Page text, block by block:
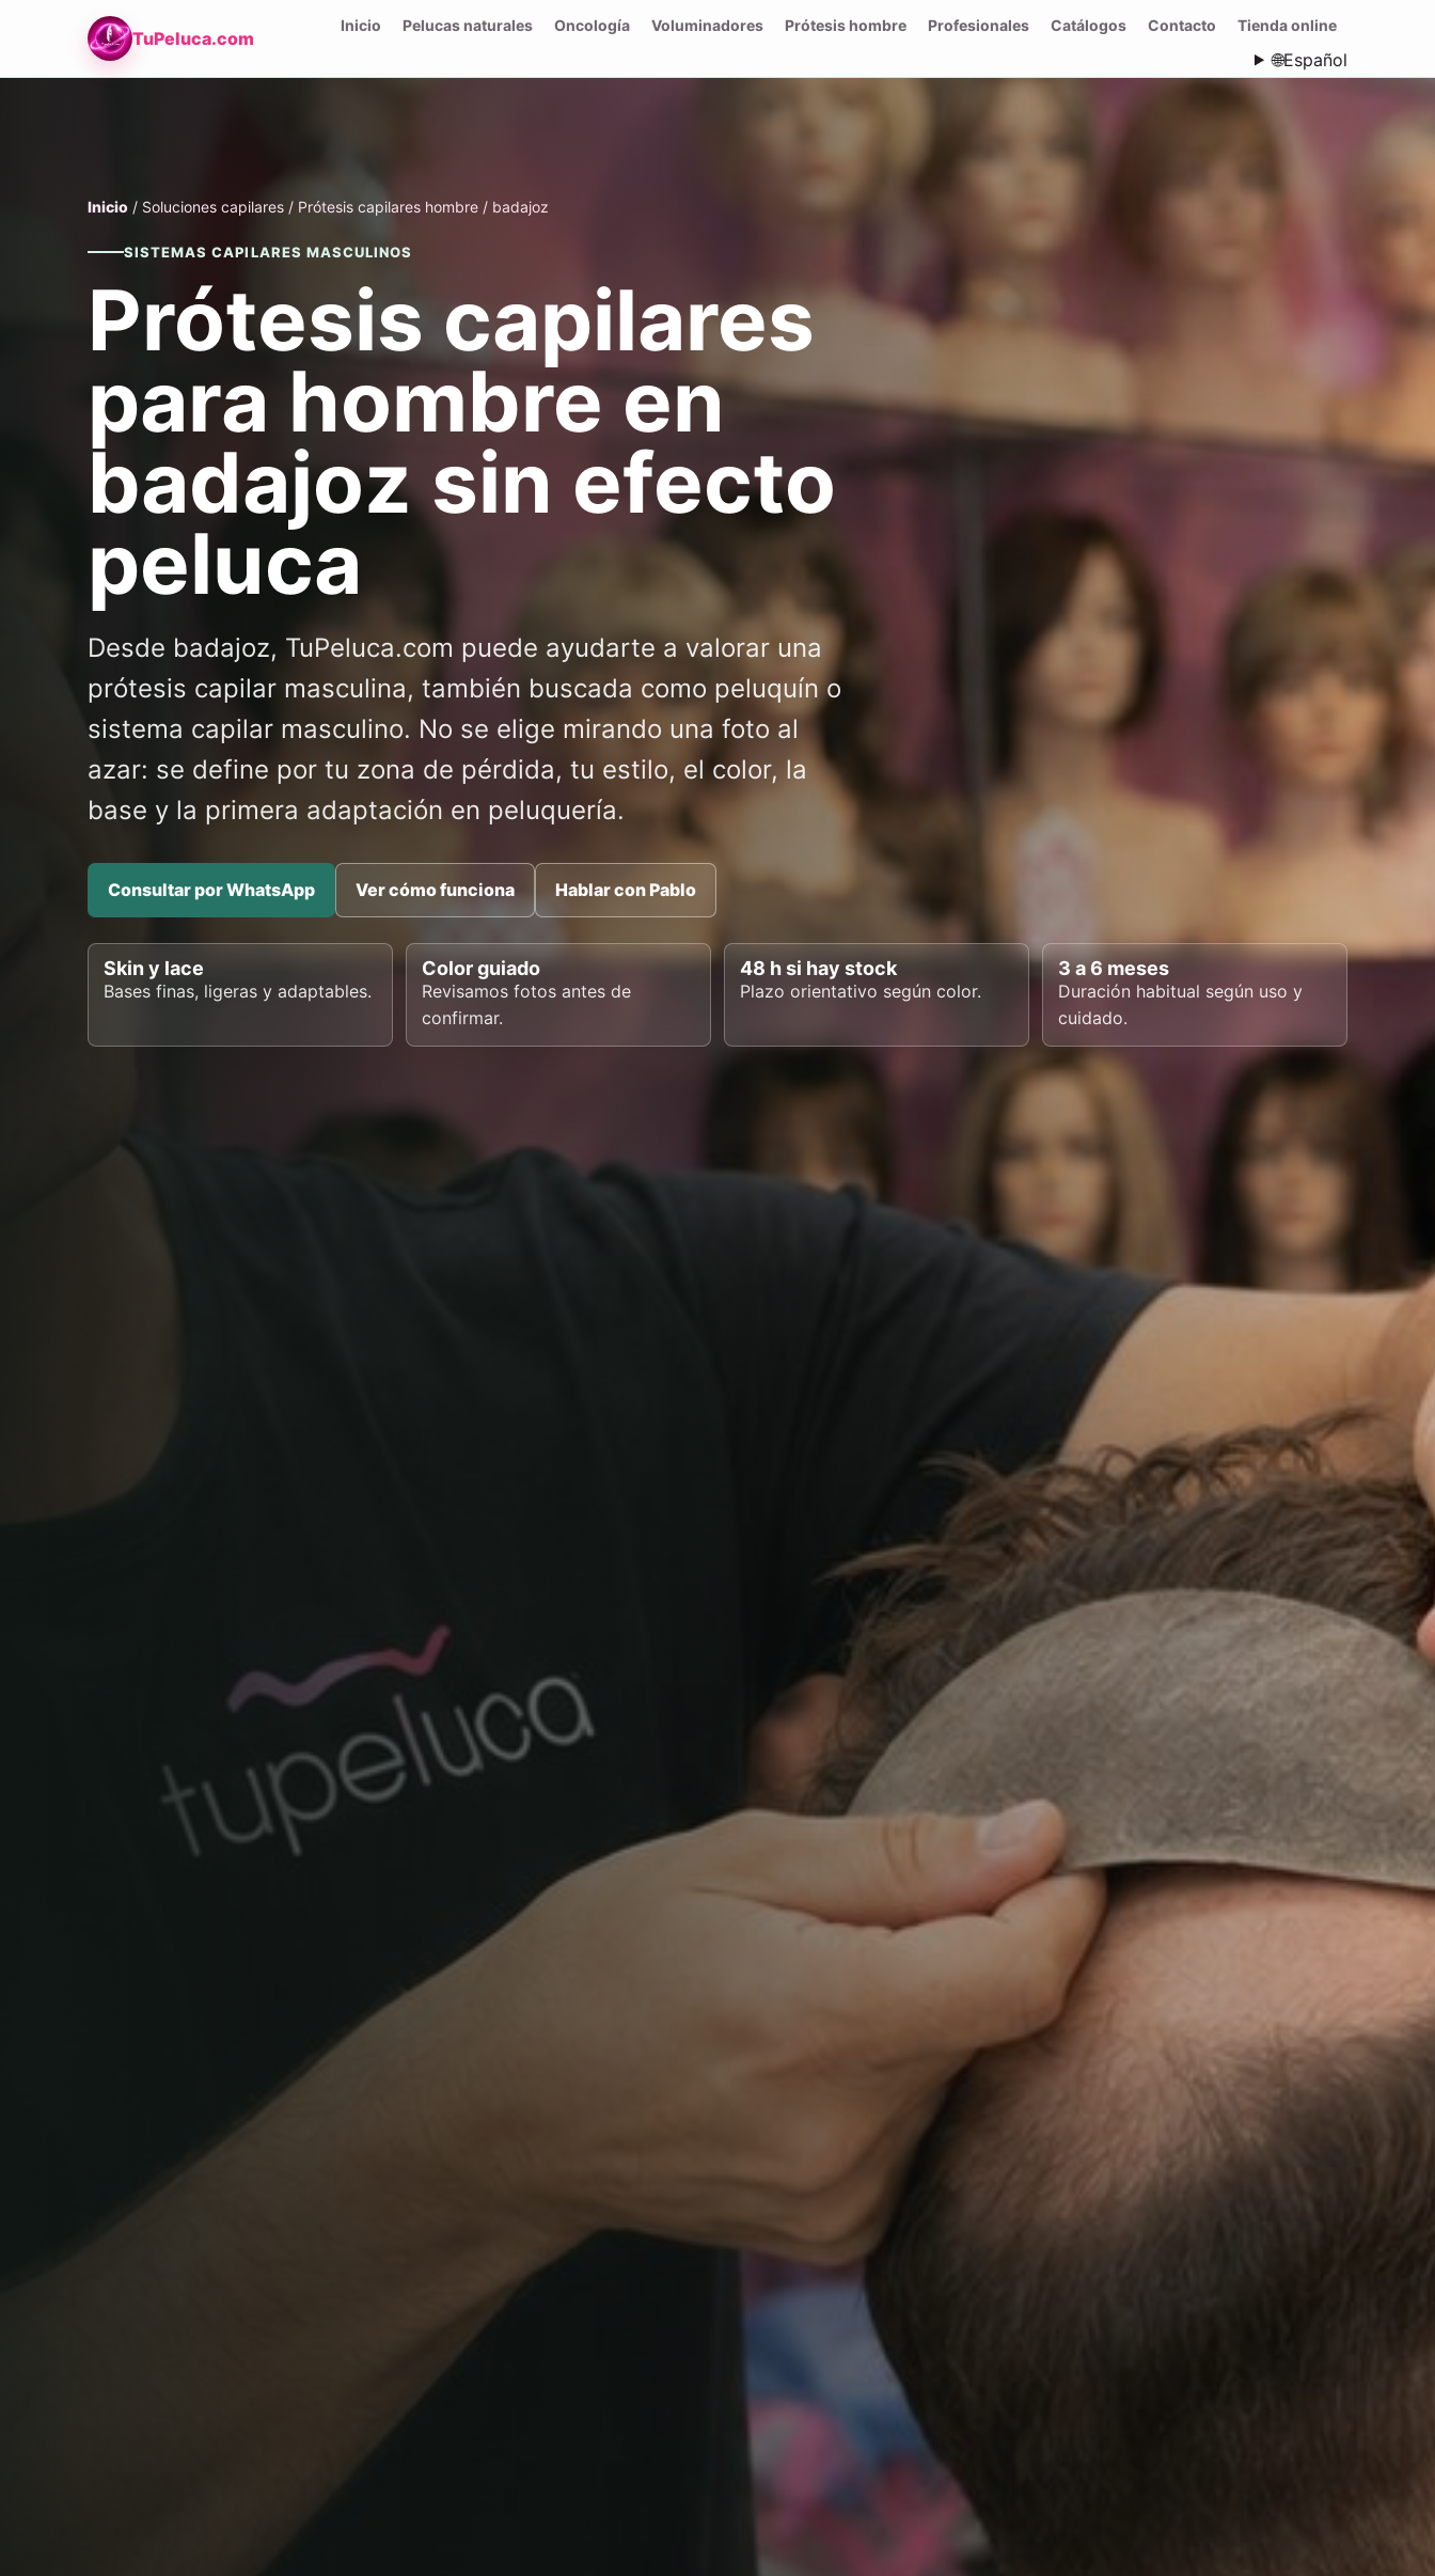
TuPeluca.com
Inicio Pelucas naturales Oncología Voluminadores Prótesis hombre Profesionales Catálogos Contacto Tienda online
🌐Español
Inicio / Soluciones capilares / Prótesis capilares hombre / badajoz
SISTEMAS CAPILARES MASCULINOS
Prótesis capilares
para hombre en
badajoz sin efecto
peluca
Desde badajoz, TuPeluca.com puede ayudarte a valorar una
prótesis capilar masculina, también buscada como peluquín o
sistema capilar masculino. No se elige mirando una foto al
azar: se define por tu zona de pérdida, tu estilo, el color, la
base y la primera adaptación en peluquería.
Consultar por WhatsApp Ver cómo funciona Hablar con Pablo
Skin y lace
Bases finas, ligeras y adaptables.
Color guiado
Revisamos fotos antes de
confirmar.
48 h si hay stock
Plazo orientativo según color.
3 a 6 meses
Duración habitual según uso y
cuidado.